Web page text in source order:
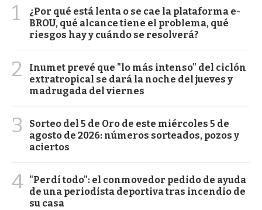
1
¿Por qué está lenta o se cae la plataforma e-
BROU, qué alcance tiene el problema, qué
riesgos hay y cuándo se resolverá?
2
Inumet prevé que "lo más intenso" del ciclón
extratropical se dará la noche del jueves y
madrugada del viernes
3
Sorteo del 5 de Oro de este miércoles 5 de
agosto de 2026: números sorteados, pozos y
aciertos
4 "Perdí todo": el conmovedor pedido de ayuda
de una periodista deportiva tras incendio de
su casa